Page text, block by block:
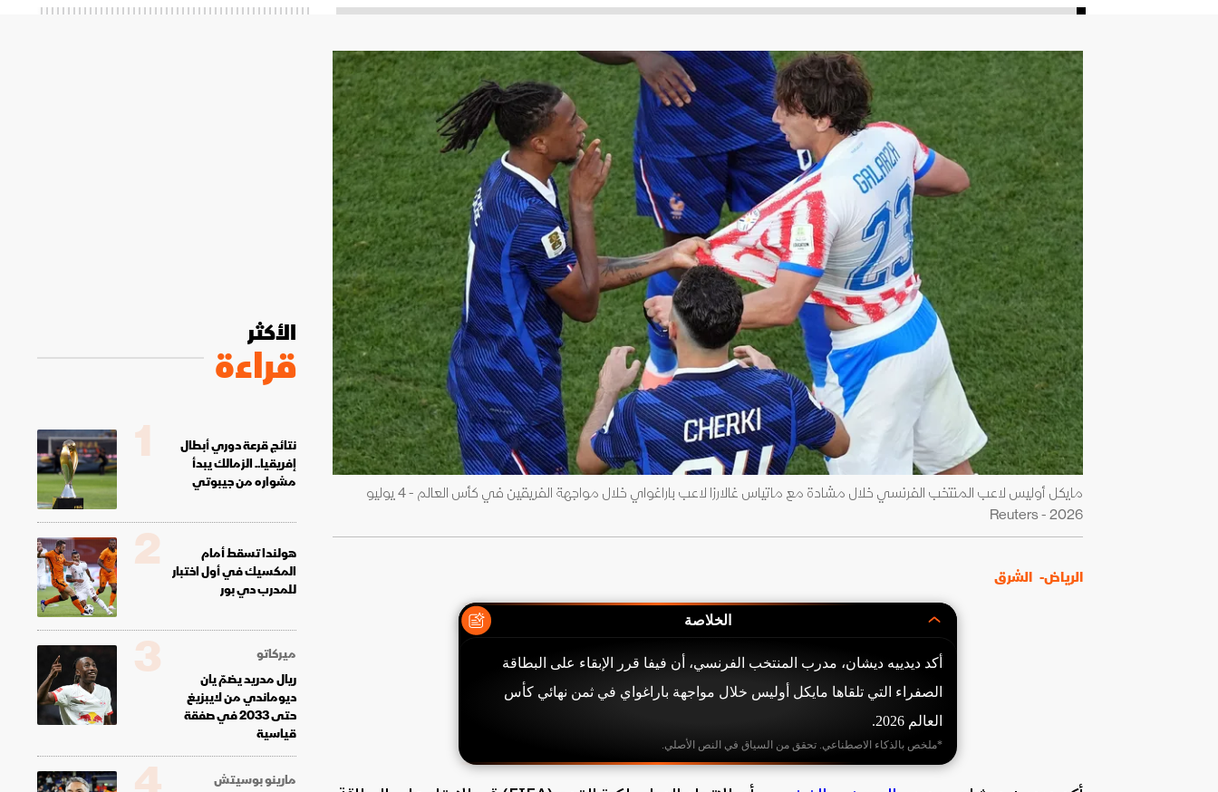
تصفيات أفريقيا لكأس العالم
الدوري الإنجليزي الممتاز
ليون
أمين غويري
مايكل أوليس لاعب المنتخب الفرنسي خلال مشادة مع ماتياس غالارزا لاعب باراغواي خلال مواجهة الفريقين في كأس العالم - 4 يوليو
2026 - Reuters
الرياض- الشرق
الخلاصة
أكد ديدييه ديشان، مدرب المنتخب الفرنسي، أن فيفا قرر الإبقاء على البطاقة
الصفراء التي تلقاها مايكل أوليس خلال مواجهة باراغواي في ثمن نهائي كأس
العالم 2026.
*ملخص بالذكاء الاصطناعي. تحقق من السياق في النص الأصلي.
الأكثر
قراءة
نتائج قرعة دوري أبطال
إفريقيا.. الزمالك يبدأ
مشواره من جيبوتي
1
هولندا تسقط أمام
المكسيك في أول اختبار
للمدرب دي بور
2
ميركاتو
ريال مدريد يضمّ يان
ديوماندي من لايبزيغ
حتى 2033 في صفقة
قياسية
3
مارينو بوسيتش